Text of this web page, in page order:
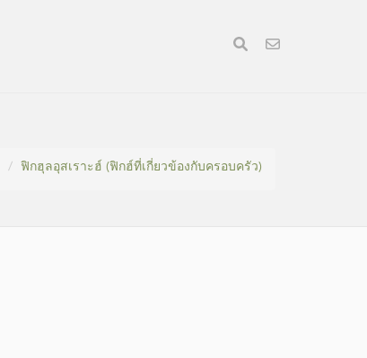
ฟิกฮุลอุสเราะฮ์ (ฟิกฮ์ที่เกี่ยวข้องกับครอบครัว)